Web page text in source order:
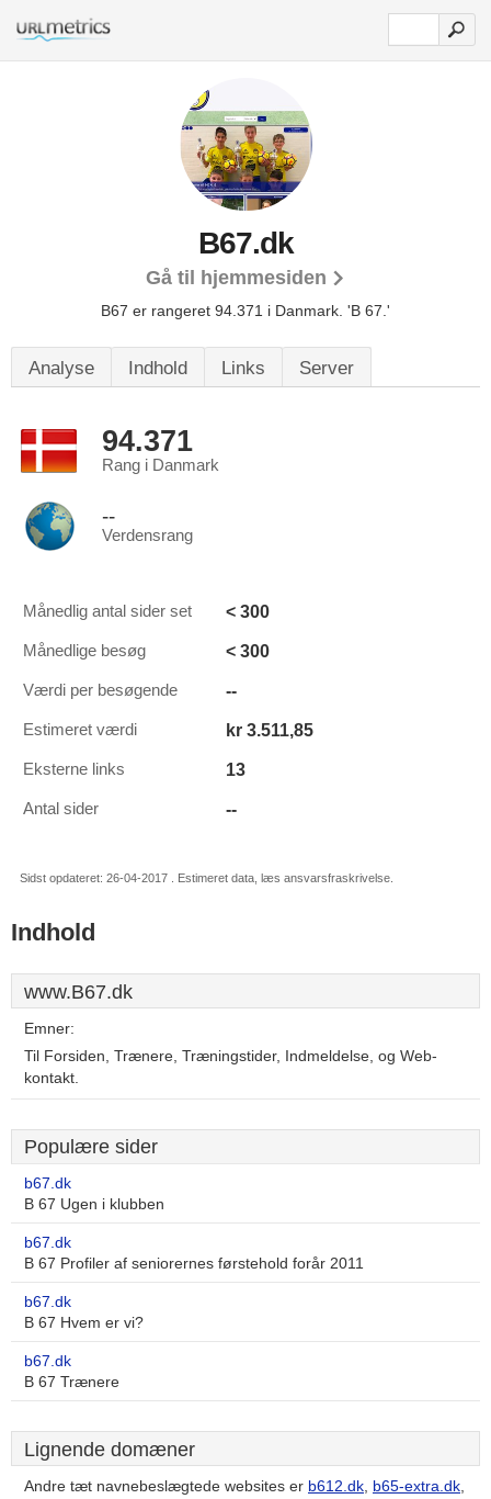
B67.dk
Gå til hjemmesiden
B67 er rangeret 94.371 i Danmark. 'B 67.'
Analyse Indhold Links Server
94.371
Rang i Danmark
--
Verdensrang
Månedlig antal sider set < 300
Månedlige besøg < 300
Værdi per besøgende --
Estimeret værdi kr 3.511,85
Eksterne links 13
Antal sider --
Sidst opdateret: 26-04-2017 . Estimeret data, læs ansvarsfraskrivelse.
Indhold
www.B67.dk
Emner:
Til Forsiden, Trænere, Træningstider, Indmeldelse, og Web-
kontakt.
Populære sider
b67.dk
B 67 Ugen i klubben
b67.dk
B 67 Profiler af seniorernes førstehold forår 2011
b67.dk
B 67 Hvem er vi?
b67.dk
B 67 Trænere
Lignende domæner
Andre tæt navnebeslægtede websites er b612.dk, b65-extra.dk,